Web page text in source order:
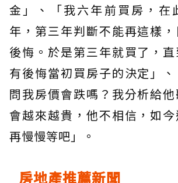
金」、「我六年前買房，在
年，第三年判斷不能再這樣
後悔。於是第三年就買了，
有後悔當初買房子的決定」
問我房價會跌嗎？我分析給他
會越來越貴，他不相信，如今
再慢慢等吧」。
房地產推薦新聞